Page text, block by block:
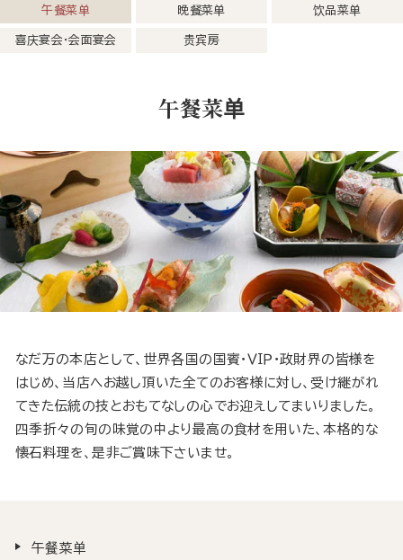
午餐菜单 晚餐菜单 饮品菜单
喜庆宴会・会面宴会 贵宾房
午餐菜单
なだ万の本店として、世界各国の国賓・ＶＩＰ・政財界の皆様を
はじめ、当店へお越し頂いた全てのお客様に対し、受け継がれ
てきた伝統の技とおもてなしの心でお迎えしてまいりました。
四季折々の旬の味覚の中より最高の食材を用いた、本格的な
懐石料理を、是非ご賞味下さいませ。
午餐菜单